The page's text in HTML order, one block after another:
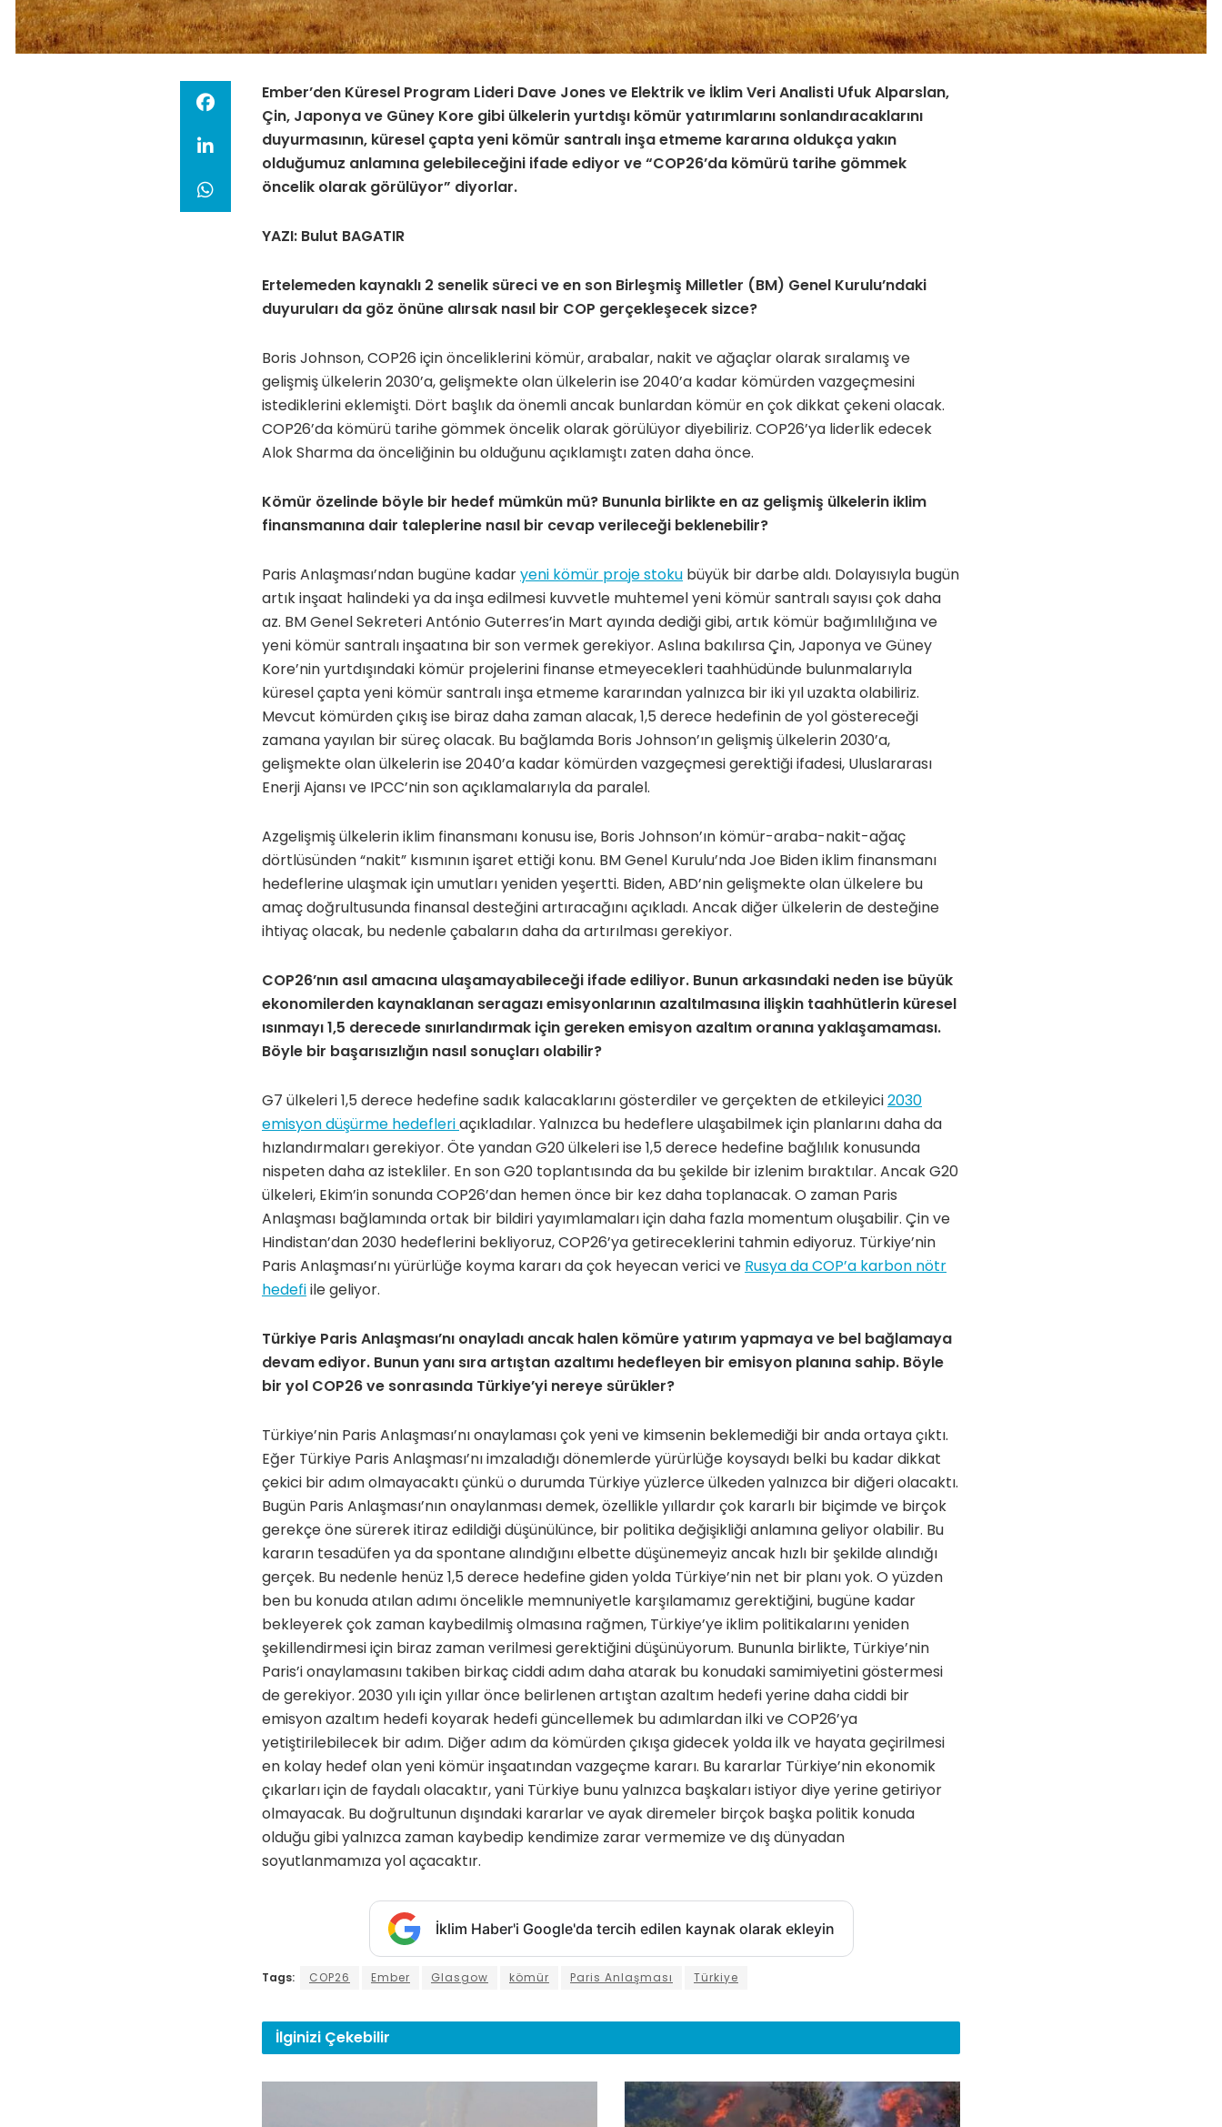
Ember’den Küresel Program Lideri Dave Jones ve Elektrik ve İklim Veri Analisti Ufuk Alparslan,
Çin, Japonya ve Güney Kore gibi ülkelerin yurtdışı kömür yatırımlarını sonlandıracaklarını
duyurmasının, küresel çapta yeni kömür santralı inşa etmeme kararına oldukça yakın
olduğumuz anlamına gelebileceğini ifade ediyor ve “COP26’da kömürü tarihe gömmek
öncelik olarak görülüyor” diyorlar.
YAZI: Bulut BAGATIR
Ertelemeden kaynaklı 2 senelik süreci ve en son Birleşmiş Milletler (BM) Genel Kurulu’ndaki
duyuruları da göz önüne alırsak nasıl bir COP gerçekleşecek sizce?
Boris Johnson, COP26 için önceliklerini kömür, arabalar, nakit ve ağaçlar olarak sıralamış ve
gelişmiş ülkelerin 2030’a, gelişmekte olan ülkelerin ise 2040’a kadar kömürden vazgeçmesini
istediklerini eklemişti. Dört başlık da önemli ancak bunlardan kömür en çok dikkat çekeni olacak.
COP26’da kömürü tarihe gömmek öncelik olarak görülüyor diyebiliriz. COP26’ya liderlik edecek
Alok Sharma da önceliğinin bu olduğunu açıklamıştı zaten daha önce.
Kömür özelinde böyle bir hedef mümkün mü? Bununla birlikte en az gelişmiş ülkelerin iklim
finansmanına dair taleplerine nasıl bir cevap verileceği beklenebilir?
Paris Anlaşması’ndan bugüne kadaryeni kömür proje stoku büyük bir darbe aldı. Dolayısıyla bugün
artık inşaat halindeki ya da inşa edilmesi kuvvetle muhtemel yeni kömür santralı sayısı çok daha
az. BM Genel Sekreteri António Guterres’in Mart ayında dediği gibi, artık kömür bağımlılığına ve
yeni kömür santralı inşaatına bir son vermek gerekiyor. Aslına bakılırsa Çin, Japonya ve Güney
Kore’nin yurtdışındaki kömür projelerini finanse etmeyecekleri taahhüdünde bulunmalarıyla
küresel çapta yeni kömür santralı inşa etmeme kararından yalnızca bir iki yıl uzakta olabiliriz.
Mevcut kömürden çıkış ise biraz daha zaman alacak, 1,5 derece hedefinin de yol göstereceği
zamana yayılan bir süreç olacak. Bu bağlamda Boris Johnson’ın gelişmiş ülkelerin 2030’a,
gelişmekte olan ülkelerin ise 2040’a kadar kömürden vazgeçmesi gerektiği ifadesi, Uluslararası
Enerji Ajansı ve IPCC’nin son açıklamalarıyla da paralel.
Azgelişmiş ülkelerin iklim finansmanı konusu ise, Boris Johnson’ın kömür-araba-nakit-ağaç
dörtlüsünden “nakit” kısmının işaret ettiği konu. BM Genel Kurulu’nda Joe Biden iklim finansmanı
hedeflerine ulaşmak için umutları yeniden yeşertti. Biden, ABD’nin gelişmekte olan ülkelere bu
amaç doğrultusunda finansal desteğini artıracağını açıkladı. Ancak diğer ülkelerin de desteğine
ihtiyaç olacak, bu nedenle çabaların daha da artırılması gerekiyor.
COP26’nın asıl amacına ulaşamayabileceği ifade ediliyor. Bunun arkasındaki neden ise büyük
ekonomilerden kaynaklanan seragazı emisyonlarının azaltılmasına ilişkin taahhütlerin küresel
ısınmayı 1,5 derecede sınırlandırmak için gereken emisyon azaltım oranına yaklaşamaması.
Böyle bir başarısızlığın nasıl sonuçları olabilir?
G7 ülkeleri 1,5 derece hedefine sadık kalacaklarını gösterdiler ve gerçekten de etkileyici2030
emisyon düşürme hedefleriaçıkladılar. Yalnızca bu hedeflere ulaşabilmek için planlarını daha da
hızlandırmaları gerekiyor. Öte yandan G20 ülkeleri ise 1,5 derece hedefine bağlılık konusunda
nispeten daha az istekliler. En son G20 toplantısında da bu şekilde bir izlenim bıraktılar. Ancak G20
ülkeleri, Ekim’in sonunda COP26’dan hemen önce bir kez daha toplanacak. O zaman Paris
Anlaşması bağlamında ortak bir bildiri yayımlamaları için daha fazla momentum oluşabilir. Çin ve
Hindistan’dan 2030 hedeflerini bekliyoruz, COP26’ya getireceklerini tahmin ediyoruz. Türkiye’nin
Paris Anlaşması’nı yürürlüğe koyma kararı da çok heyecan verici ve Rusya da COP’a karbon nötr
hedefiile geliyor.
Türkiye Paris Anlaşması’nı onayladı ancak halen kömüre yatırım yapmaya ve bel bağlamaya
devam ediyor. Bunun yanı sıra artıştan azaltımı hedefleyen bir emisyon planına sahip. Böyle
bir yol COP26 ve sonrasında Türkiye’yi nereye sürükler?
Türkiye’nin Paris Anlaşması’nı onaylaması çok yeni ve kimsenin beklemediği bir anda ortaya çıktı.
Eğer Türkiye Paris Anlaşması’nı imzaladığı dönemlerde yürürlüğe koysaydı belki bu kadar dikkat
çekici bir adım olmayacaktı çünkü o durumda Türkiye yüzlerce ülkeden yalnızca bir diğeri olacaktı.
Bugün Paris Anlaşması’nın onaylanması demek, özellikle yıllardır çok kararlı bir biçimde ve birçok
gerekçe öne sürerek itiraz edildiği düşünülünce, bir politika değişikliği anlamına geliyor olabilir. Bu
kararın tesadüfen ya da spontane alındığını elbette düşünemeyiz ancak hızlı bir şekilde alındığı
gerçek. Bu nedenle henüz 1,5 derece hedefine giden yolda Türkiye’nin net bir planı yok. O yüzden
ben bu konuda atılan adımı öncelikle memnuniyetle karşılamamız gerektiğini, bugüne kadar
bekleyerek çok zaman kaybedilmiş olmasına rağmen, Türkiye’ye iklim politikalarını yeniden
şekillendirmesi için biraz zaman verilmesi gerektiğini düşünüyorum. Bununla birlikte, Türkiye’nin
Paris’i onaylamasını takiben birkaç ciddi adım daha atarak bu konudaki samimiyetini göstermesi
de gerekiyor. 2030 yılı için yıllar önce belirlenen artıştan azaltım hedefi yerine daha ciddi bir
emisyon azaltım hedefi koyarak hedefi güncellemek bu adımlardan ilki ve COP26’ya
yetiştirilebilecek bir adım. Diğer adım da kömürden çıkışa gidecek yolda ilk ve hayata geçirilmesi
en kolay hedef olan yeni kömür inşaatından vazgeçme kararı. Bu kararlar Türkiye’nin ekonomik
çıkarları için de faydalı olacaktır, yani Türkiye bunu yalnızca başkaları istiyor diye yerine getiriyor
olmayacak. Bu doğrultunun dışındaki kararlar ve ayak diremeler birçok başka politik konuda
olduğu gibi yalnızca zaman kaybedip kendimize zarar vermemize ve dış dünyadan
soyutlanmamıza yol açacaktır.
İklim Haber'i Google'da tercih edilen kaynak olarak ekleyin
Tags: COP26 Ember Glasgow kömür Paris Anlaşması Türkiye
İlginizi Çekebilir